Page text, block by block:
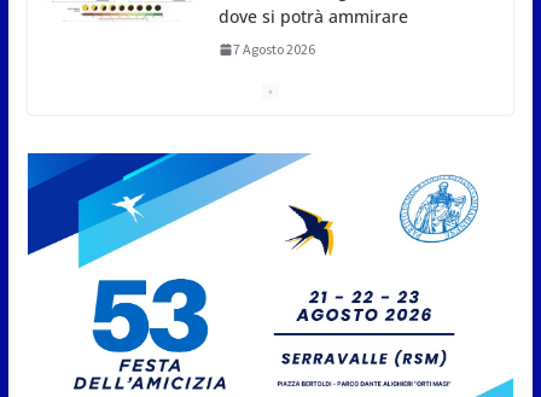
San Marino, stop agli abbruciamenti di residui
Caccuri celebra Roberto Sergio:
cittadinanza onoraria, chiavi
della città e premio alla carriera
7 Agosto 2026
Anche la FSGC nella nuova
partnership tra FIFA+ e DAZN